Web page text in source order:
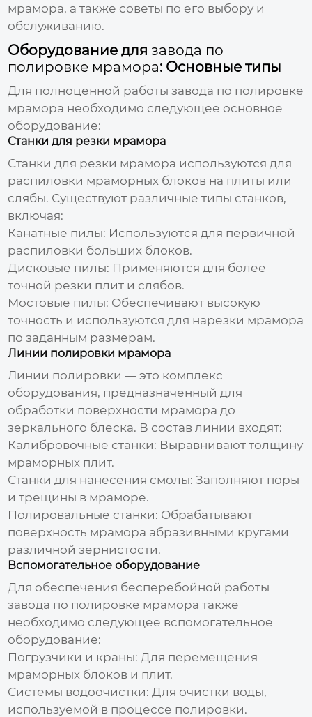
мрамора, а также советы по его выбору и
обслуживанию.
Оборудование длязавода по
полировке мрамора: Основные типы
Для полноценной работызавода по полировке
мрамора необходимо следующее основное
оборудование:
Станки для резки мрамора
Станки для резки мрамора используются для
распиловки мраморных блоков на плиты или
слябы. Существуют различные типы станков,
включая:
Канатные пилы: Используются для первичной
распиловки больших блоков.
Дисковые пилы: Применяются для более
точной резки плит и слябов.
Мостовые пилы: Обеспечивают высокую
точность и используются для нарезки мрамора
по заданным размерам.
Линии полировки мрамора
Линии полировки — это комплекс
оборудования, предназначенный для
обработки поверхности мрамора до
зеркального блеска. В состав линии входят:
Калибровочные станки: Выравнивают толщину
мраморных плит.
Станки для нанесения смолы: Заполняют поры
и трещины в мраморе.
Полировальные станки: Обрабатывают
поверхность мрамора абразивными кругами
различной зернистости.
Вспомогательное оборудование
Для обеспечения бесперебойной работы
завода по полировке мрамора также
необходимо следующее вспомогательное
оборудование:
Погрузчики и краны: Для перемещения
мраморных блоков и плит.
Системы водоочистки: Для очистки воды,
используемой в процессе полировки.